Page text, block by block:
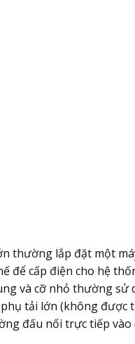
thường lắp đặt một
để cấp điện cho hệ
và cỡ nhỏ thường sử
tải lớn (không được
đấu nối trực tiếp vào